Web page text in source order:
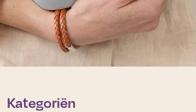
Kategoriën